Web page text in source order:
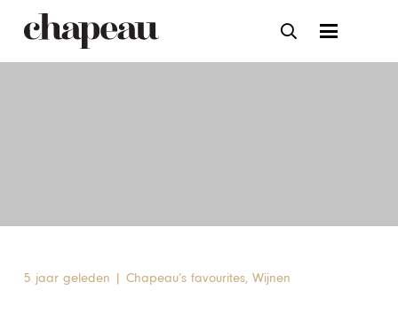
5 jaar geleden | Chapeau’s favourites, Wijnen